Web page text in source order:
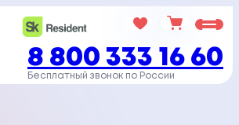
8 800 333 16 60
Бесплатный звонок по России